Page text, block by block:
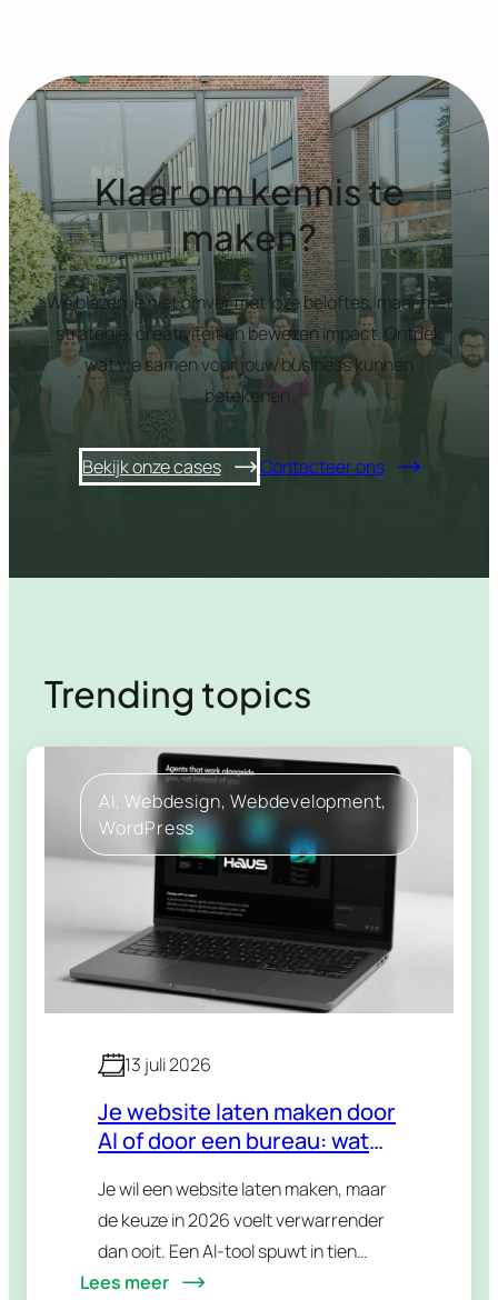
Klaar om kennis te
maken?
We blazen je niet omver met loze beloftes, maar met
strategie, creativiteit en bewezen impact. Ontdek
wat we samen voor jouw business kunnen
betekenen.
Bekijk onze cases Contacteer ons
Trending topics
AI, Webdesign, Webdevelopment
WordPress
13 juli 2026
Je website laten maken door
AI of door een bureau: wat
Je wil een website laten maken, maar
de keuze in 2026 voelt verwarrender
dan ooit. Een AI-tool spuwt in tien
minuten een werkende site uit. Een
Lees meer